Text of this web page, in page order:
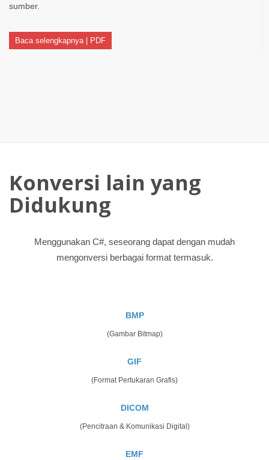
sumber.
Baca selengkapnya | PDF
Konversi lain yang
Didukung
Menggunakan C#, seseorang dapat dengan mudah
mengonversi berbagai format termasuk.
BMP
(Gambar Bitmap)
GIF
(Format Pertukaran Grafis)
DICOM
(Pencitraan & Komunikasi Digital)
EMF